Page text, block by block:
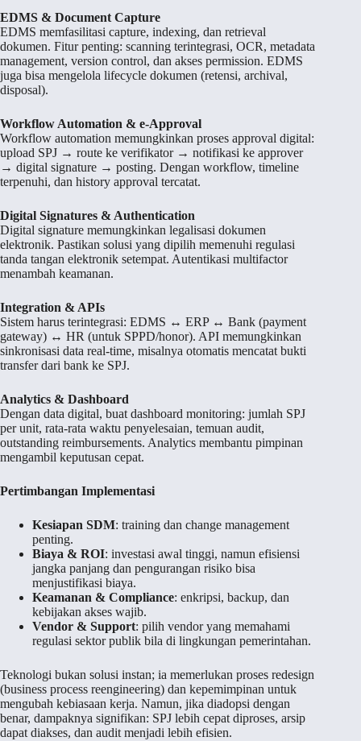
EDMS & Document Capture
EDMS memfasilitasi capture, indexing, dan retrieval
dokumen. Fitur penting: scanning terintegrasi, OCR, metadata
management, version control, dan akses permission. EDMS
juga bisa mengelola lifecycle dokumen (retensi, archival,
disposal).
Workflow Automation & e-Approval
Workflow automation memungkinkan proses approval digital:
upload SPJ → route ke verifikator → notifikasi ke approver
→ digital signature → posting. Dengan workflow, timeline
terpenuhi, dan history approval tercatat.
Digital Signatures & Authentication
Digital signature memungkinkan legalisasi dokumen
elektronik. Pastikan solusi yang dipilih memenuhi regulasi
tanda tangan elektronik setempat. Autentikasi multifactor
menambah keamanan.
Integration & APIs
Sistem harus terintegrasi: EDMS ↔ ERP ↔ Bank (payment
gateway) ↔ HR (untuk SPPD/honor). API memungkinkan
sinkronisasi data real-time, misalnya otomatis mencatat bukti
transfer dari bank ke SPJ.
Analytics & Dashboard
Dengan data digital, buat dashboard monitoring: jumlah SPJ
per unit, rata-rata waktu penyelesaian, temuan audit,
outstanding reimbursements. Analytics membantu pimpinan
mengambil keputusan cepat.
Pertimbangan Implementasi
Kesiapan SDM: training dan change management
penting.
Biaya & ROI: investasi awal tinggi, namun efisiensi
jangka panjang dan pengurangan risiko bisa
menjustifikasi biaya.
Keamanan & Compliance: enkripsi, backup, dan
kebijakan akses wajib.
Vendor & Support: pilih vendor yang memahami
regulasi sektor publik bila di lingkungan pemerintahan.
Teknologi bukan solusi instan; ia memerlukan proses redesign
(business process reengineering) dan kepemimpinan untuk
mengubah kebiasaan kerja. Namun, jika diadopsi dengan
benar, dampaknya signifikan: SPJ lebih cepat diproses, arsip
dapat diakses, dan audit menjadi lebih efisien.